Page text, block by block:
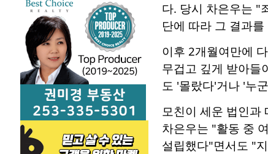
다. 당시 차은우는 "
단에 따라 그 결과
이후 2개월여만에
무겁고 깊게 받아들
도 '몰랐다'거나 '누
모친이 세운 법인과
차은우는 "활동 중
설립했다"면서도 "